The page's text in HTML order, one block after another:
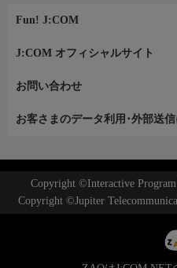
Fun! J:COM
J:COM オフィシャルサイト
お問い合わせ
お客さまのデータ利用･外部送
Copyright ©Interactive
Copyright ©Jupiter